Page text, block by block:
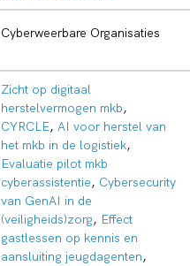
Cyberweerbare Organisaties
Zicht op digitaal
herstelvermogen mkb,
CYRCLE, AI voor herstel van
het mkb in de logistiek,
Evaluatie pilot mkb
cyberassistentie, Cybersecurity
van GenAI in de
(veiligheids)zorg, Effect
gastlessen op kennis en
aansluiting jeugdagenten,